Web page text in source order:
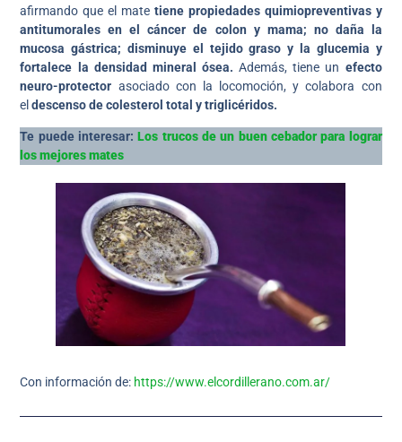
afirmando que el mate tiene propiedades quimiopreventivas y
antitumorales en el cáncer de colon y mama; no daña la
mucosa gástrica; disminuye el tejido graso y la glucemia y
fortalece la densidad mineral ósea.Además, tiene un efecto
neuro-protector asociado con la locomoción, y colabora con
eldescenso de colesterol total y triglicéridos.
Te puede interesar:Los trucos de un buen cebador para lograr
los mejores mates
Con información de: https://www.elcordillerano.com.ar/